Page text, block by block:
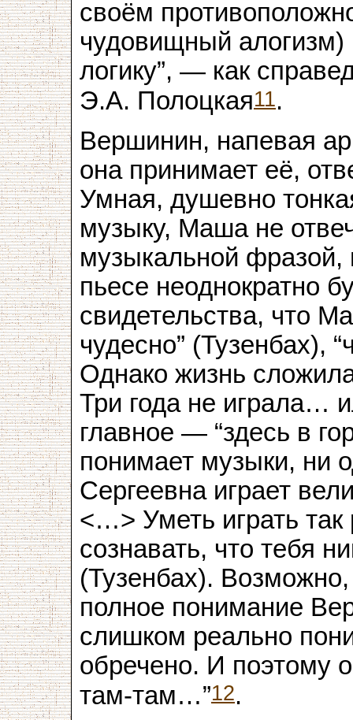
своём
чудовищный алогизм)
логику”, — как
Э.А. Полоцкая11 .
Вершинин, напевая
она принимает её,
Умная, душевно
музыку, Маша не
музыкальной фразой,
пьесе неоднократно
свидетельства, что
чудесно” (Тузенбах),
Однако жизнь
Три года не играла…
главное — “здесь в
понимает музыки, ни
Сергеевна играет
<…> Уметь играть
сознавать, что тебя
(Тузенбах).
полное понимание
слишком реально
обречено. И поэтому
там-там…”12.